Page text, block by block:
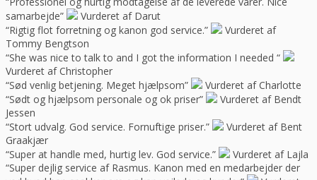
samarbejde”
Vurderet af Darut
“Rigtig flot forretning og kanon god service.”
Vurderet af
Tommy Bengtson
“She was nice to talk to and I got the information I needed “
Vurderet af Christopher
“Sød venlig betjening. Meget hjælpsom”
Vurderet af Charlotte
“Sødt og hjælpsom personale og ok priser”
Vurderet af Bendt
Jessen
“Stort udvalg. God service. Fornuftige priser.”
Vurderet af Bent
Graakjær
“Super at handle med, hurtig lev. God service.”
Vurderet af Lajla
“Super dejlig service af Rasmus. Kanon med en medarbejder der